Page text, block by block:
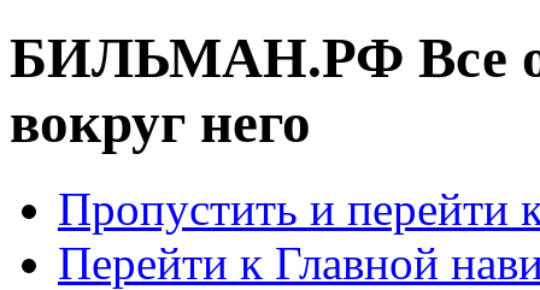
БИЛЬМАН.РФ Все
вокруг него
Пропустить и перейти
Перейти к Главной